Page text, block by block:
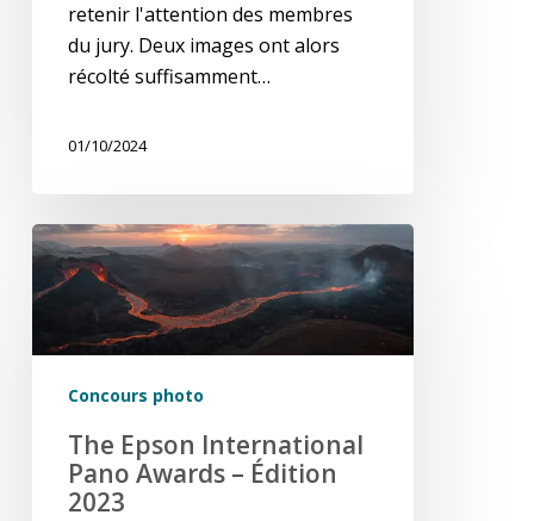
retenir l'attention des membres
du jury. Deux images ont alors
récolté suffisamment…
01/10/2024
The
Epson
International
Awards
Concours photo
The Epson International
Pano Awards – Édition
2023